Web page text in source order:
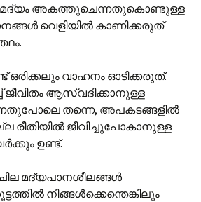
? മദ്യം അകത്തുചെന്നതുകൊണ്ടുള്ള
വെളിയിൽ കാണിക്കരുത്
ഒരിക്കലും വാഹനം ഓടിക്കരുത്.
ജീവിതം ആസ്വദിക്കാനുള്ള
തന്നെ, അപകടങ്ങളിൽ
രീതിയിൽ ജീവിച്ചുപോകാനുള്ള
ഉണ്ട്.
മദ്യപാനശീലങ്ങൾ
നിങ്ങൾക്കെന്തെങ്കിലും